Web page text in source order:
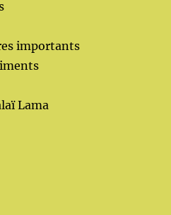
importants
Lama